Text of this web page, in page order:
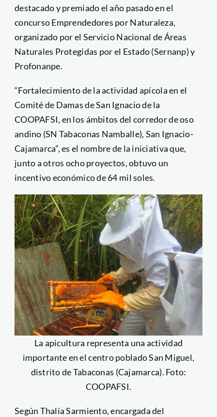
destacado y premiado el año pasado en el
concurso Emprendedores por Naturaleza,
organizado por el Servicio Nacional de Áreas
Naturales Protegidas por el Estado (Sernanp) y
Profonanpe.
“Fortalecimiento de la actividad apícola en el
Comité de Damas de San Ignacio de la
COOPAFSI, en los ámbitos del corredor de oso
andino (SN Tabaconas Namballe), San Ignacio-
Cajamarca”, es el nombre de la iniciativa que,
junto a otros ocho proyectos, obtuvo un
incentivo económico de 64 mil soles.
La apicultura representa una actividad
importante en el centro poblado San Miguel,
distrito de Tabaconas (Cajamarca). Foto:
COOPAFSI.
Según Thalía Sarmiento, encargada del